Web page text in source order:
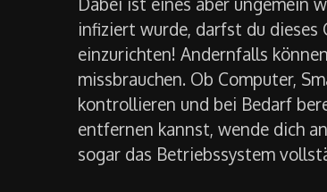
infiziert wurde, darfst du dieses
einzurichten! Andernfalls
missbrauchen. Ob Computer,
kontrollieren und bei Bedarf
entfernen kannst, wende dich
sogar das Betriebssystem